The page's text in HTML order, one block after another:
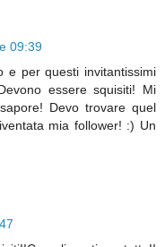
09:39
e per questi invitantissimi
essere squisiti! Mi
Devo trovare quel
mia follower! :) Un